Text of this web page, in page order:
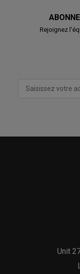
Rejoignez
Unit